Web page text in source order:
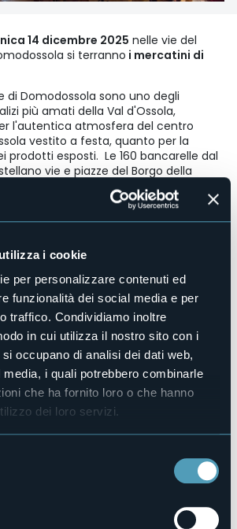
i cookie
per personalizzare contenuti ed
funzionalità dei social media e per
traffico. Condividiamo inoltre
in cui utilizza il nostro sito con i
occupano di analisi dei dati web,
i quali potrebbero combinarle
che ha fornito loro o che hanno
dei loro servizi.
14 dicembre 2025 nelle vie del
si terranno i mercatini di
di Domodossola sono uno degli
più amati della Val d'Ossola,
l'autentica atmosfera del centro
vestito a festa, quanto per la
prodotti esposti. Le 160 bancarelle dal
vie e piazze del Borgo della
artigianato e prodotti enogastronomici
un quadro ricco di suggestione
luminose e dal grande albero
di Domodossola, nati nel 1997, sono
per acquistare originali idee regalo e
scorci unici del borgo ossolano.
Cerini
0324 248265